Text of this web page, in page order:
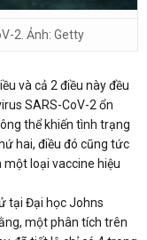
2. Ảnh: Getty
và cả 2 điều này đều
SARS-CoV-2 ổn
thể khiến tình trạng
hai, điều đó cũng tức
loại vaccine hiệu
tại Đại học Johns
một phân tích trên